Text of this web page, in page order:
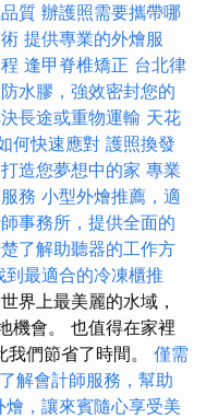
質 辦護照需要攜帶哪
提供專業的外燴服
逢甲脊椎矯正 台北律
防水膠，強效密封您的
長途或重物運輸 天花
何快速應對 護照換發
造您夢想中的家 專業
務 小型外燴推薦，適
事務所，提供全面的
了解助聽器的工作方
到最適合的冷凍櫃推
界上最美麗的水域，
機會。 也值得在家裡
我們節省了時間。 僅需
了解會計師服務，幫助
燴，讓來賓隨心享受美